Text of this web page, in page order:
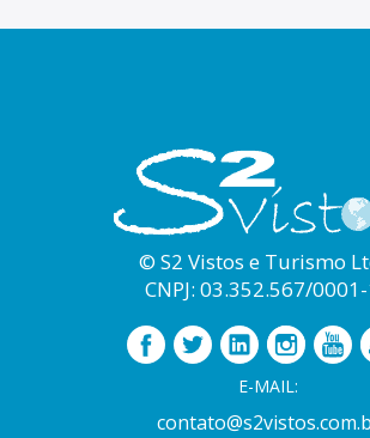
© S2 Vistos e Turismo
CNPJ: 03.352.567/
E-MAIL: